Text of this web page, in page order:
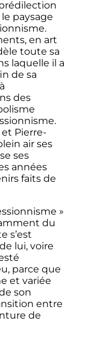
paysage
en art
toute sa
laquelle il a
de sa
des
et Pierre-
air ses
ses
années
faits de
»
du
s’est
lui, voire
parce que
et variée
son
entre
de